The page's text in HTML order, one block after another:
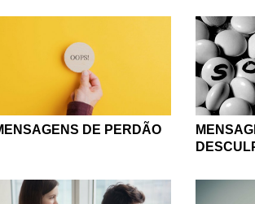
preso na garganta e grite ao
Para ajudar, inspire-se com as
nossas vidas, finalmente
DE PERDÃO